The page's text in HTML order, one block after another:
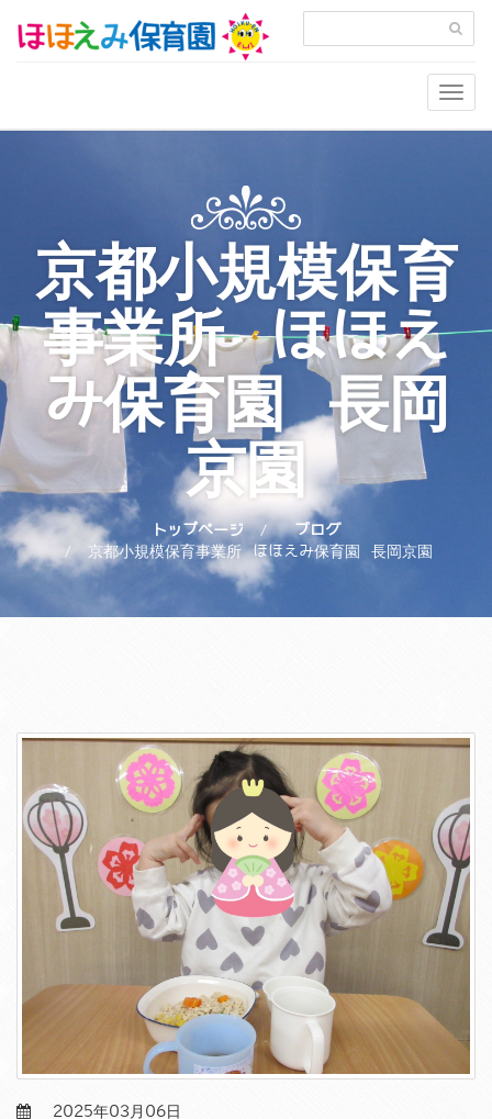
京都小規模保育
事業所 ほほえ
み保育園 長岡
京園
トップページ
ブログ
京都小規模保育事業所 ほほえみ保育園 長岡京園
2025年03月06日